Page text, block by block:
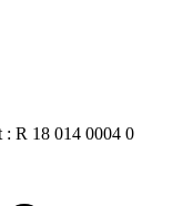
: R 18 014 0004 0